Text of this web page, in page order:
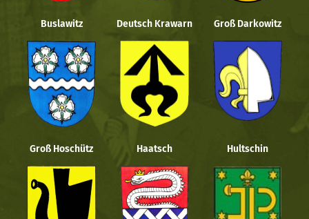
Buslawitz Deutsch Krawarn Groß Darkowitz
Groß Hoschütz Haatsch Hultschin